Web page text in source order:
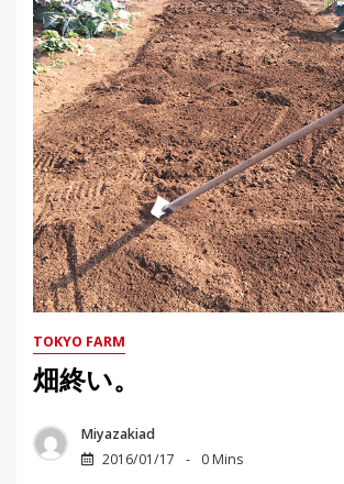
TOKYO FARM
畑終い。
Miyazakiad
2016/01/17
0 Mins